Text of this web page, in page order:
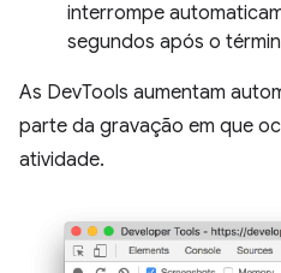
interrompe
segundos após o
As DevTools aumentam
parte da gravação em que
atividade.